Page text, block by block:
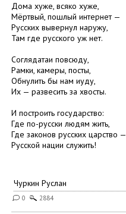
Дома хуже, всяко хуже,
Мёртвый, пошлый интернет —
Русских вывернул наружу,
Там где русского уж нет.
Соглядатаи повсюду,
Рамки, камеры, посты,
Обнулить бы нам иуду,
Их — развесить за хвосты.
И построить государство:
Где по-русски людям жить,
Где законов русских царство —
Русской нации служить!
Чуркин Руслан
0 2884